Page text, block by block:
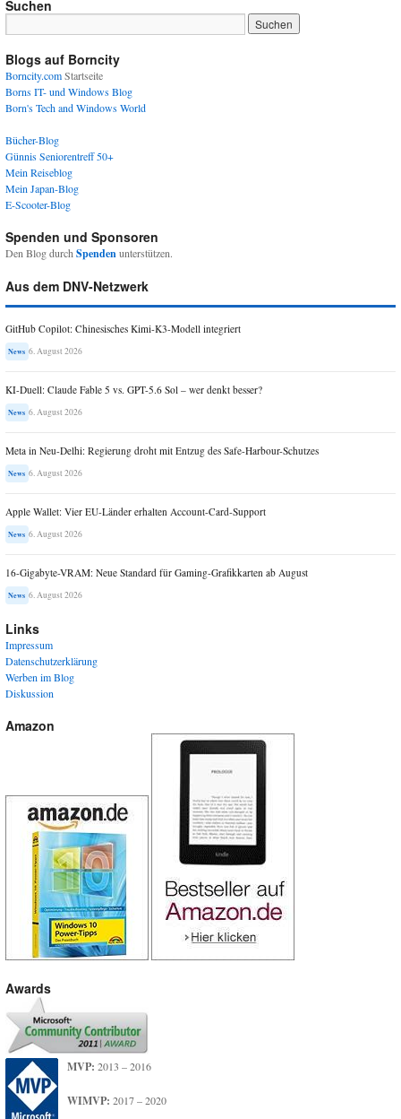
Suchen
Blogs auf Borncity
Borncity.comStartseite
Borns IT- und Windows Blog
Born's Tech and Windows World
Bücher-Blog
Günnis Seniorentreff 50+
Mein Reiseblog
Mein Japan-Blog
E-Scooter-Blog
Spenden und Sponsoren
Den Blog durchSpendenunterstützen.
Aus dem DNV-Netzwerk
GitHub Copilot: Chinesisches Kimi-K3-Modell integriert
News 6. August 2026
KI-Duell: Claude Fable 5 vs. GPT-5.6 Sol – wer denkt besser?
News 6. August 2026
Meta in Neu-Delhi: Regierung droht mit Entzug des Safe-Harbour-Schutzes
News 6. August 2026
Apple Wallet: Vier EU-Länder erhalten Account-Card-Support
News 6. August 2026
16-Gigabyte-VRAM: Neue Standard für Gaming-Grafikkarten ab August
News 6. August 2026
Links
Impressum
Datenschutzerklärung
Werben im Blog
Diskussion
Amazon
Awards
MVP: 2013 – 2016
WIMVP: 2017 – 2020